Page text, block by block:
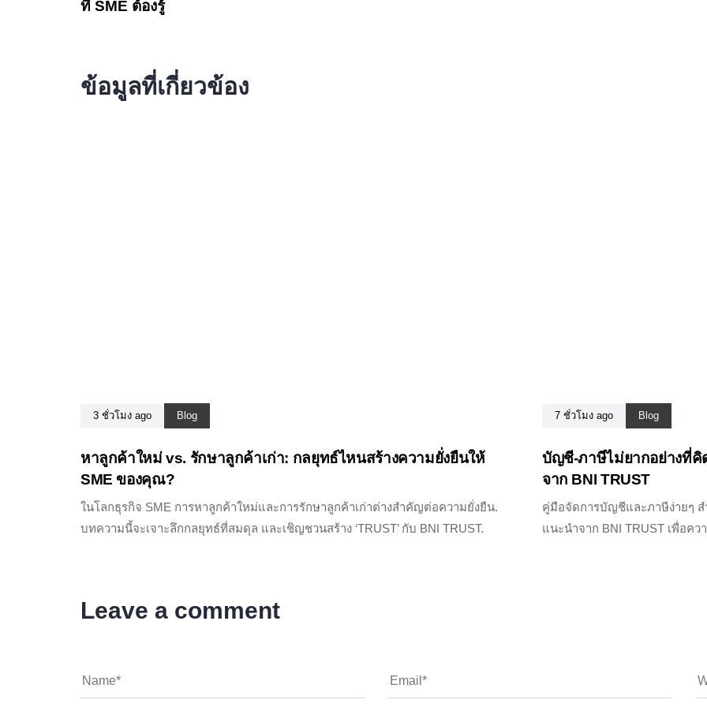
ที่ SME ต้องรู้
ข้อมูลที่เกี่ยวข้อง
3 ชั่วโมง ago Blog
หาลูกค้าใหม่ vs. รักษาลูกค้าเก่า: กลยุทธ์ไหนสร้างความยั่งยืนให้
SME ของคุณ?
ในโลกธุรกิจ SME การหาลูกค้าใหม่และการรักษาลูกค้าเก่าต่างสำคัญต่อความยั่งยืน.
บทความนี้จะเจาะลึกกลยุทธ์ที่สมดุล และเชิญชวนสร้าง ‘TRUST’ กับ BNI TRUST.
7 ชั่วโมง ago Blog
บัญชี-ภาษีไม่ยากอย่างที่
จาก BNI TRUST
คู่มือจัดการบัญชีและภาษีง่ายๆ
แนะนำจาก BNI TRUST เพื่อคว
Leave a comment